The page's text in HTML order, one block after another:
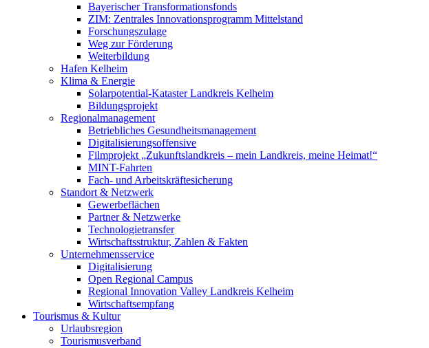
Bayerischer Transformationsfonds
ZIM: Zentrales Innovationsprogramm Mittelstand
Forschungszulage
Weg zur Förderung
Weiterbildung
Hafen Kelheim
Klima & Energie
Solarpotential-Kataster Landkreis Kelheim
Bildungsprojekt
Regionalmanagement
Betriebliches Gesundheitsmanagement
Digitalisierungsoffensive
Filmprojekt „Zukunftslandkreis – mein Landkreis, meine Heimat!“
MINT-Fahrten
Fach- und Arbeitskräftesicherung
Standort & Netzwerk
Gewerbeflächen
Partner & Netzwerke
Technologietransfer
Wirtschaftsstruktur, Zahlen & Fakten
Unternehmensservice
Digitalisierung
Open Regional Campus
Regional Innovation Valley Landkreis Kelheim
Wirtschaftsempfang
Tourismus & Kultur
Urlaubsregion
Tourismusverband